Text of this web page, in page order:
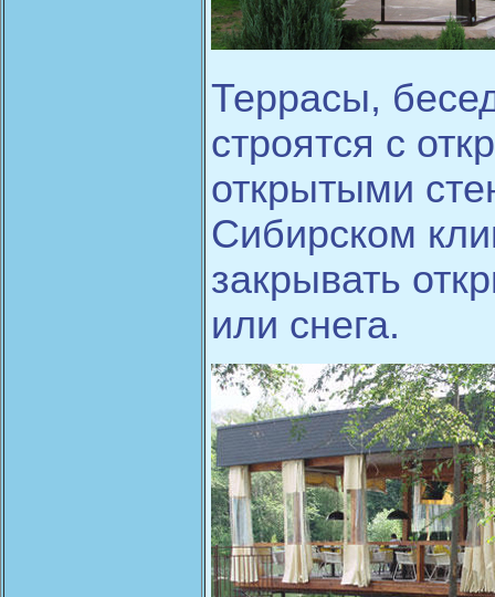
Террасы,
строятся с
открытыми
Сибирском
закрывать
или снега.